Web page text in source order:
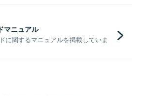
マニュアル
に関するマニュアルを掲載していま